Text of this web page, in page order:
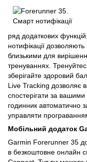
ряд додаткових
нотифікації
близькими для
тренуваннях.
зберігайте здоровий
Live Tracking дозволяє
спостерігати за
годинник автоматично
управляти
Мобільний додаток
Garmin Forerunner 35
в безкоштовне онлайн